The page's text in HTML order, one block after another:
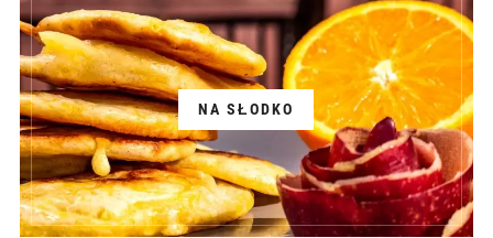
NA SŁODKO